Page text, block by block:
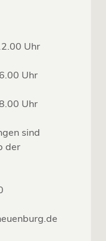
Uhr
Uhr
Uhr
sind
der